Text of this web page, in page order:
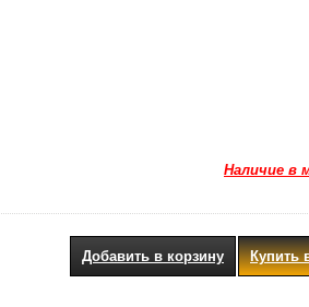
Наличие в
Купить
Добавить в корзину